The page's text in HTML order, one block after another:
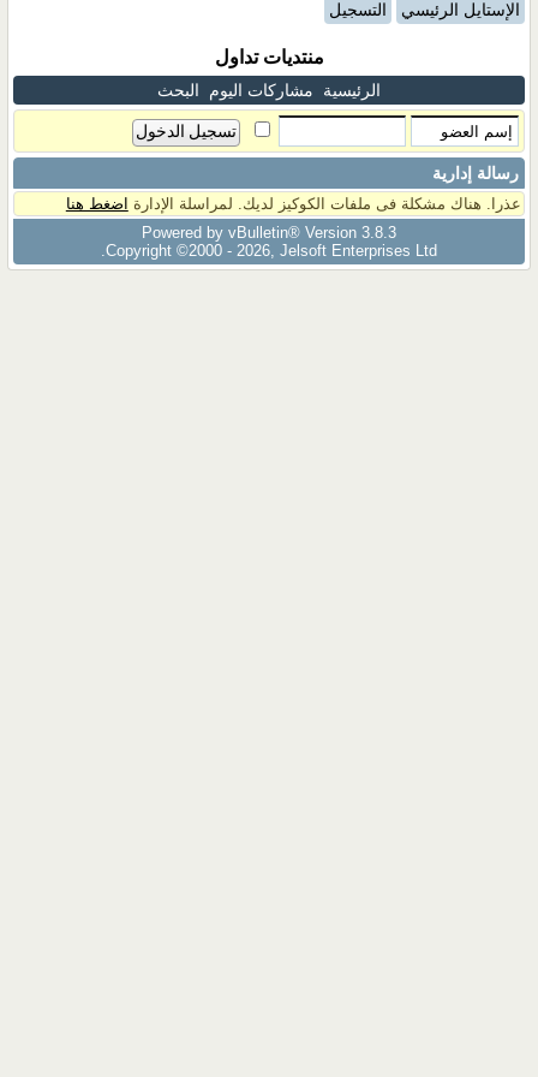
الإستايل الرئيسي التسجيل
منتديات تداول
الرئيسية مشاركات اليوم البحث
رسالة إدارية
عذرا. هناك مشكلة فى ملفات الكوكيز لديك. لمراسلة الإدارة اضغط هنا
Powered by vBulletin® Version 3.8.3
Copyright ©2000 - 2026, Jelsoft Enterprises Ltd.